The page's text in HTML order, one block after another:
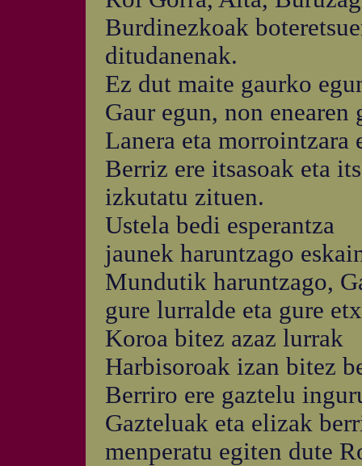
Burdinezkoak
ditudanenak.
Ez dut maite gaurko
Gaur egun, non
Lanera eta morrointzara
Berriz ere itsasoak eta
izkutatu zituen.
Ustela bedi esperantza
jaunek haruntzago
Mundutik haruntzago,
gure lurralde eta gure
Koroa bitez azaz lurrak
Harbisoroak izan bitez
Berriro ere gaztelu
Gazteluak eta elizak
menperatu egiten dute